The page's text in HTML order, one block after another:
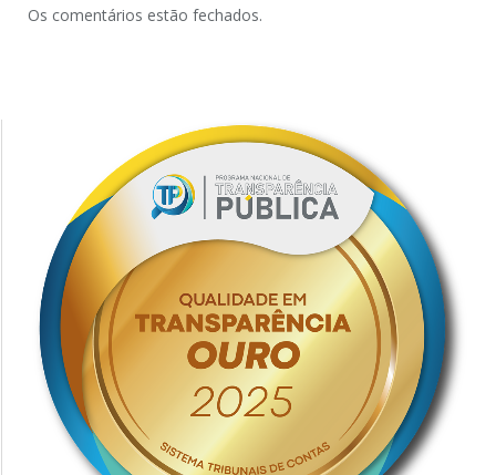
Os comentários estão fechados.